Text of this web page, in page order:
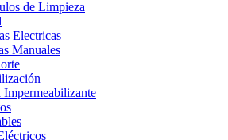
de Limpieza
Electricas
Manuales
Impermeabilizante